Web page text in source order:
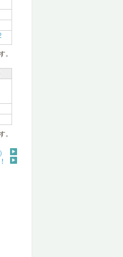
。
。